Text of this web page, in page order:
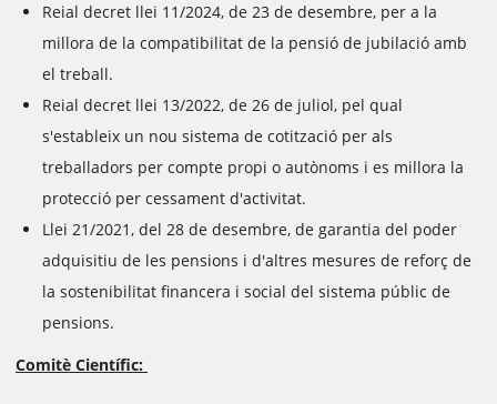
Reial decret llei 11/2024, de 23 de desembre, per a la
millora de la compatibilitat de la pensió de jubilació amb
el treball.
Reial decret llei 13/2022, de 26 de juliol, pel qual
s'estableix un nou sistema de cotització per als
treballadors per compte propi o autònoms i es millora la
protecció per cessament d'activitat.
Llei 21/2021, del 28 de desembre, de garantia del poder
adquisitiu de les pensions i d'altres mesures de reforç de
la sostenibilitat financera i social del sistema públic de
pensions.
Comitè Científic: